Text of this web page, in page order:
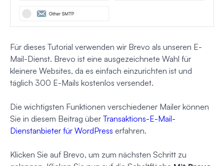
Für dieses Tutorial verwenden wir Brevo als unseren E-
Mail-Dienst. Brevo ist eine ausgezeichnete Wahl für
kleinere Websites, da es einfach einzurichten ist und
täglich 300 E-Mails kostenlos versendet.
Die wichtigsten Funktionen verschiedener Mailer können
Sie in diesem Beitrag über Transaktions-E-Mail-
Dienstanbieter für WordPress erfahren.
Klicken Sie auf Brevo, um zum nächsten Schritt zu